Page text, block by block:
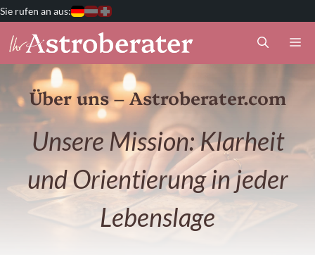
Zum
springen
Deutschland
Österreich
Schweiz
Über uns – Astroberater.com
Unsere Mission: Klarheit
und Orientierung in jeder
Lebenslage